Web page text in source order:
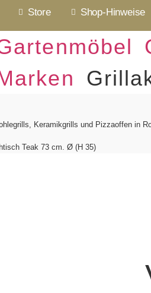
Store Shop-Hinweise
Keramikgrills und Pizzaoffen in
Teak 73 cm. Ø (H 35)